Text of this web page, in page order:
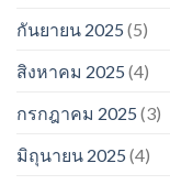
กันยายน 2025 (5)
สิงหาคม 2025 (4)
กรกฎาคม 2025 (3)
มิถุนายน 2025 (4)